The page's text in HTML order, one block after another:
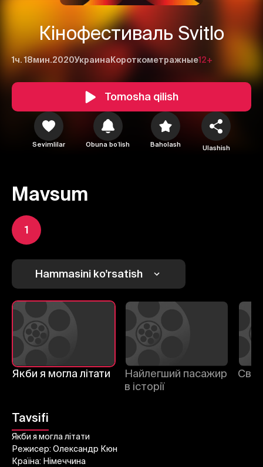
Кінофестиваль Svitlo
1ч. 18мин.2020Украина Короткометражные12+
Tomosha qilish
Sevimlilar Obuna boʻlish Baholash Ulashish
Mavsum
1
Hammasini ko'rsatish
Якби я могла літати
Найлегший пасажир
в історії
Tavsifi
Якби я могла літати
Режисер: Олександр Кюн
Країна: Німеччина
1 2 3